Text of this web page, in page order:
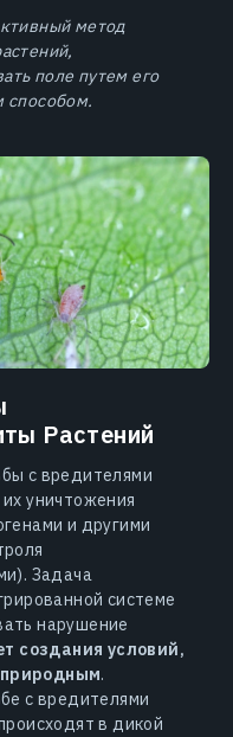
метод
поле путем его
способом.
Растений
с вредителями
уничтожения
и другими
Задача
системе
нарушение
создания условий,
.
с вредителями
в дикой